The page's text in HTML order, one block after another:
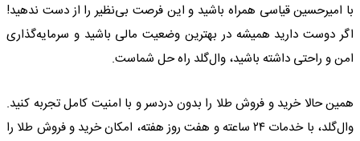
با امیرحسین قیاسی همراه باشید و این فرصت بی‌نظیر را از دست ندهید!
اگر دوست دارید همیشه در بهترین وضعیت مالی باشید و سرمایه‌گذاری
امن و راحتی داشته باشید، وال‌گلد راه حل شماست.
همین حالا خرید و فروش طلا را بدون دردسر و با امنیت کامل تجربه کنید.
وال‌گلد، با خدمات ۲۴ ساعته و هفت روز هفته، امکان خرید و فروش طلا را